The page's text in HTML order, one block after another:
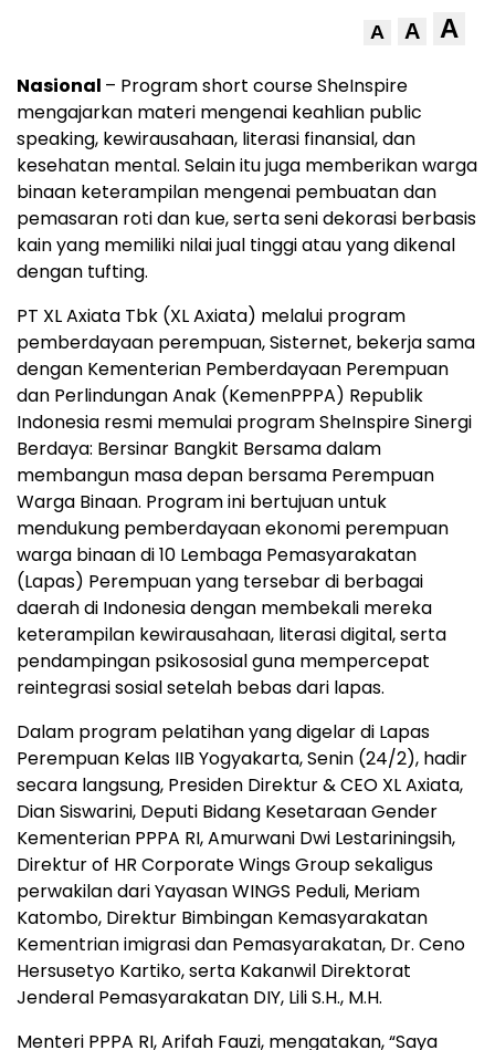
A A A
Nasional – Program short course SheInspire
mengajarkan materi mengenai keahlian public
speaking, kewirausahaan, literasi finansial, dan
kesehatan mental. Selain itu juga memberikan warga
binaan keterampilan mengenai pembuatan dan
pemasaran roti dan kue, serta seni dekorasi berbasis
kain yang memiliki nilai jual tinggi atau yang dikenal
dengan tufting.
PT XL Axiata Tbk (XL Axiata) melalui program
pemberdayaan perempuan, Sisternet, bekerja sama
dengan Kementerian Pemberdayaan Perempuan
dan Perlindungan Anak (KemenPPPA) Republik
Indonesia resmi memulai program SheInspire Sinergi
Berdaya: Bersinar Bangkit Bersama dalam
membangun masa depan bersama Perempuan
Warga Binaan. Program ini bertujuan untuk
mendukung pemberdayaan ekonomi perempuan
warga binaan di 10 Lembaga Pemasyarakatan
(Lapas) Perempuan yang tersebar di berbagai
daerah di Indonesia dengan membekali mereka
keterampilan kewirausahaan, literasi digital, serta
pendampingan psikososial guna mempercepat
reintegrasi sosial setelah bebas dari lapas.
Dalam program pelatihan yang digelar di Lapas
Perempuan Kelas IIB Yogyakarta, Senin (24/2), hadir
secara langsung, Presiden Direktur & CEO XL Axiata,
Dian Siswarini, Deputi Bidang Kesetaraan Gender
Kementerian PPPA RI, Amurwani Dwi Lestariningsih,
Direktur of HR Corporate Wings Group sekaligus
perwakilan dari Yayasan WINGS Peduli, Meriam
Katombo, Direktur Bimbingan Kemasyarakatan
Kementrian imigrasi dan Pemasyarakatan, Dr. Ceno
Hersusetyo Kartiko, serta Kakanwil Direktorat
Jenderal Pemasyarakatan DIY, Lili S.H., M.H.
Menteri PPPA RI, Arifah Fauzi, mengatakan, “Saya